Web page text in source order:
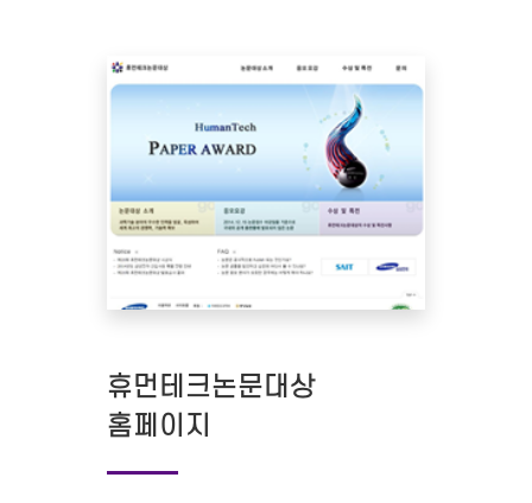
휴먼테크논문대상
홈페이지